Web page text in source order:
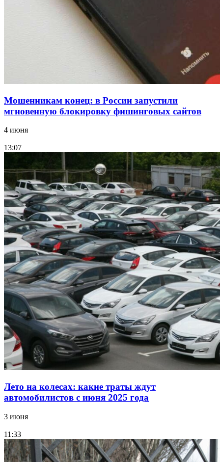
заключены контракты на 3,6 млн долларов
Мошенникам конец: в России запустили
мгновенную блокировку фишинговых сайтов
4 июня
13:07
Лето на колесах: какие траты ждут
автомобилистов с июня 2025 года
3 июня
11:33